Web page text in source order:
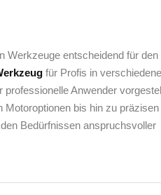
Werkzeuge ‍entscheidend für den
für Profis in
Anwender
Motoroptionen bis hin zu präzisen
Bedürfnissen anspruchsvoller